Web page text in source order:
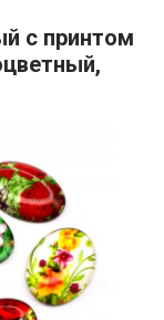
с принтом